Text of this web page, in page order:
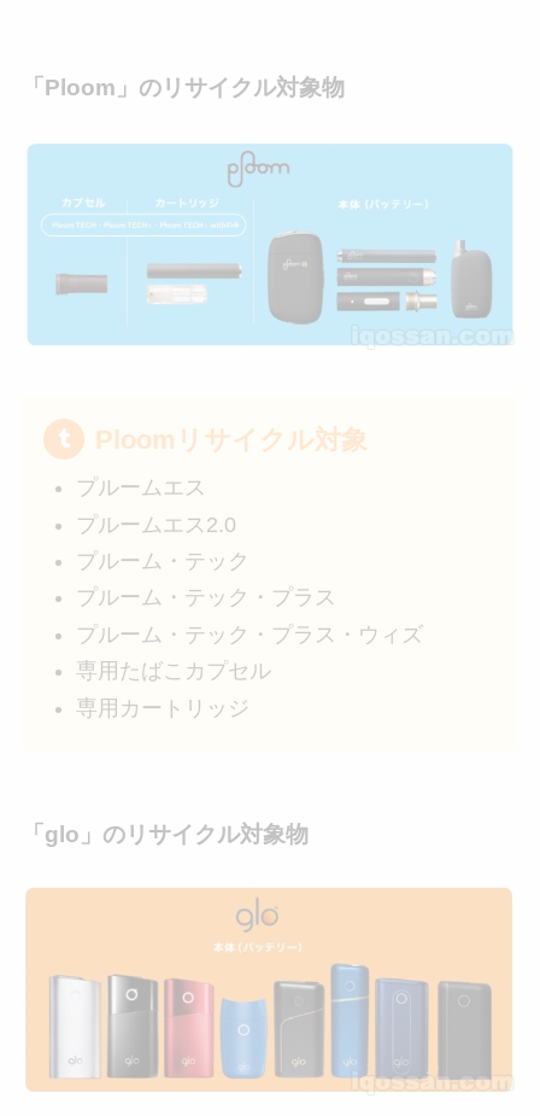
「Ploom」のリサイクル対象物
Ploomリサイクル対象
プルームエス
プルームエス2.0
プルーム・テック
プルーム・テック・プラス
プルーム・テック・プラス・ウィズ
専用たばこカプセル
専用カートリッジ
「glo」のリサイクル対象物